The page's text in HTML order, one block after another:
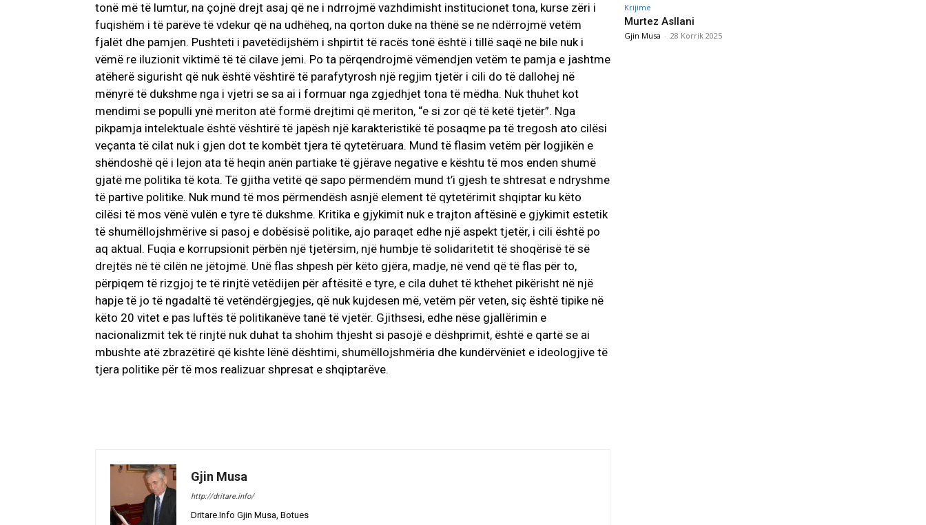
tonë më të lumtur, na çojnë drejt asaj që ne i ndrrojmë vazhdimisht institucionet tona, kurse zëri i
fuqishëm i të parëve të vdekur që na udhëheq, na qorton duke na thënë se ne ndërrojmë vetëm
fjalët dhe pamjen. Pushteti i pavetëdijshëm i shpirtit të racës tonë është i tillë saqë ne bile nuk i
vëmë re iluzionit viktimë të të cilave jemi. Po ta përqendrojmë vëmendjen vetëm te pamja e jashtme
atëherë sigurisht që nuk është vështirë të parafytyrosh një regjim tjetër i cili do të dallohej në
mënyrë të dukshme nga i vjetri se sa ai i formuar nga zgjedhjet tona të mëdha. Nuk thuhet kot
mendimi se populli ynë meriton atë formë drejtimi që meriton, “e si zor që të ketë tjetër”. Nga
pikpamja intelektuale është vështirë të japësh një karakteristikë të posaqme pa të tregosh ato cilësi
veçanta të cilat nuk i gjen dot te kombët tjera të qytetëruara. Mund të flasim vetëm për logjikën e
shëndoshë që i lejon ata të heqin anën partiake të gjërave negative e kështu të mos enden shumë
gjatë me politika të kota. Të gjitha vetitë që sapo përmendëm mund t’i gjesh te shtresat e ndryshme
të partive politike. Nuk mund të mos përmendësh asnjë element të qytetërimit shqiptar ku këto
cilësi të mos vënë vulën e tyre të dukshme. Kritika e gjykimit nuk e trajton aftësinë e gjykimit estetik
të shumëllojshmërive si pasoj e dobësisë politike, ajo paraqet edhe një aspekt tjetër, i cili është po
aq aktual. Fuqia e korrupsionit përbën një tjetërsim, një humbje të solidaritetit të shoqërisë të së
drejtës në të cilën ne jëtojmë. Unë flas shpesh për këto gjëra, madje, në vend që të flas për to,
përpiqem të rizgjoj te të rinjtë vetëdijen për aftësitë e tyre, e cila duhet të kthehet pikërisht në një
hapje të jo të ngadaltë të vetëndërgjegjes, që nuk kujdesen më, vetëm për veten, siç është tipike në
këto 20 vitet e pas luftës të politikanëve tanë të vjetër. Gjithsesi, edhe nëse gjallërimin e
nacionalizmit tek të rinjtë nuk duhat ta shohim thjesht si pasojë e dëshprimit, është e qartë se ai
mbushte atë zbrazëtirë që kishte lënë dështimi, shumëllojshmëria dhe kundërvëniet e ideologjive të
tjera politike për të mos realizuar shpresat e shqiptarëve.
Gjin Musa
http://dritare.info/
Dritare.Info Gjin Musa, Botues
Krijime
Murtez Asllani
Gjin Musa - 28 Korrik 2025